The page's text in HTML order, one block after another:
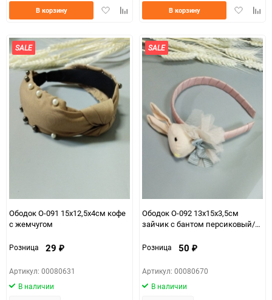
ДобавитьДобавить
В корзину
Добавить
В корзину
SALE
Ободок О-091 15х12,5х4см кофе
с жемчугом
Розница 29 ₽
Артикул: 00080631
В наличии
SALE
Ободок О-092 13х15х3,5см
зайчик с бантом персиковый/
Розница 50 ₽
Артикул: 00080670
В наличии